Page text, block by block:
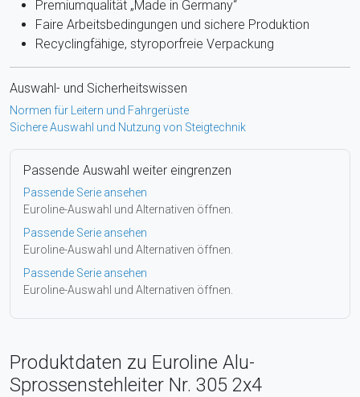
Premiumqualität „Made in Germany“
Faire Arbeitsbedingungen und sichere Produktion
Recyclingfähige, styroporfreie Verpackung
Auswahl- und Sicherheitswissen
Normen für Leitern und Fahrgerüste
Sichere Auswahl und Nutzung von Steigtechnik
Passende Auswahl weiter eingrenzen
Passende Serie ansehen
Euroline-Auswahl und Alternativen öffnen.
Passende Serie ansehen
Euroline-Auswahl und Alternativen öffnen.
Passende Serie ansehen
Euroline-Auswahl und Alternativen öffnen.
Produktdaten zu Euroline Alu-
Sprossenstehleiter Nr. 305 2x4